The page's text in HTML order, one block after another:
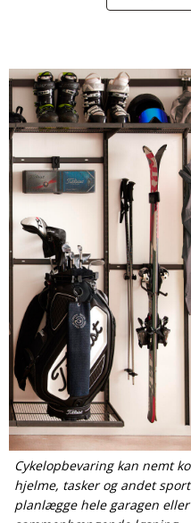
Cykelopbevaring kan nemt
hjelme, tasker og andet
planlægge hele garagen